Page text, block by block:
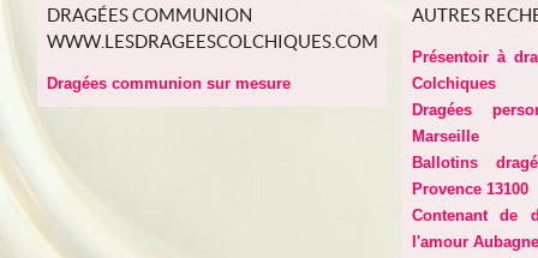
DRAGÉES COMMUNION
WWW.LESDRAGEESCOLCHIQUES.COM
Dragées communion sur mesure
AUTRES
Présentoir à
Colchiques
Dragées
Marseille
Ballotins
Provence 13100
Contenant de
l'amour